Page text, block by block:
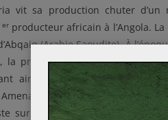
vit sa production chuter
er producteur africain à l’Angola.
(Arabie Saoudite). À
la production aurait pu passer
ainsi d’importantes
(Algérie) par AQMI
sur les infrastructures